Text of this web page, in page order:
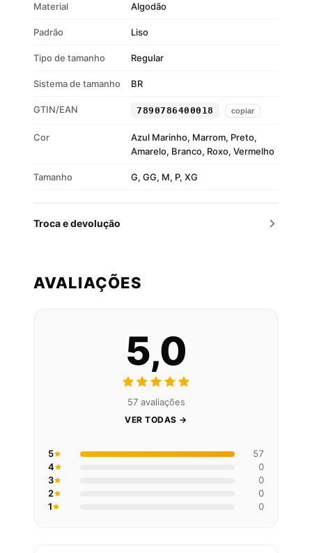
Material Algodão
Padrão Liso
Tipo de tamanho Regular
Sistema de tamanho BR
GTIN/EAN 7890786400018 copiar
Cor
Azul Marinho, Marrom, Preto,
Amarelo, Branco, Roxo, Vermelho
Tamanho G, GG, M, P, XG
Troca e devolução
AVALIAÇÕES
5,0
57 avaliações
VER TODAS →
5
57
4
0
3
0
2
0
1
0